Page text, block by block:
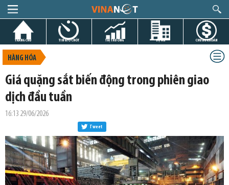
TRANG CHỦ TIN GIỜ CHÓT THỊ TRƯỜNG DỰ ÁN CHỨNG KHOÁN
HÀNG HÓA
Giá quặng sắt biến động trong phiên giao
dịch đầu tuần
16:13 29/06/2026
Tweet